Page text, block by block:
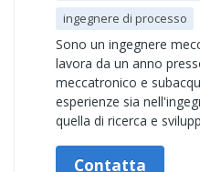
ingegnere di processo
Sono un ingegnere
lavora da un anno
meccatronico e
esperienze sia
quella di ricerca e
Contatta